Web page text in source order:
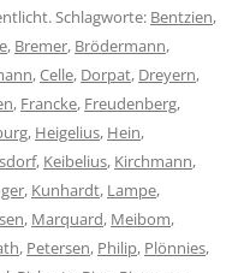
Schlagworte: Bentzien,
, Bremer, Brödermann,
,Celle, Dorpat, Dreyern,
, Francke, Freudenberg,
, Heigelius, Hein,
, Keibelius, Kirchmann,
, Kunhardt, Lampe,
, Marquard, Meibom,
, Petersen, Philip, Plönnies,